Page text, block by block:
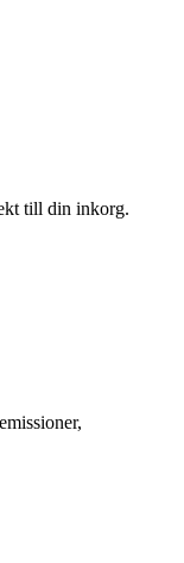
till din inkorg.